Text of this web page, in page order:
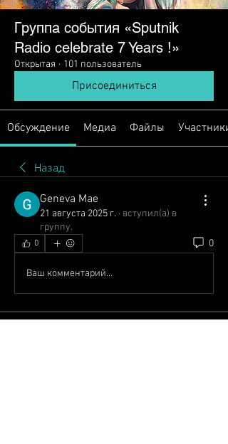
Группа события «Sputnik
Radio сelebrate 7 Years !»
Открытая · 101 пользователь
Присоединиться
Обсуждение Медиа Файлы Участники
Назад
Geneva Mae
21 августа 2025 г. · вступил(а) в
группу.
0 0
Ваш комментарий...